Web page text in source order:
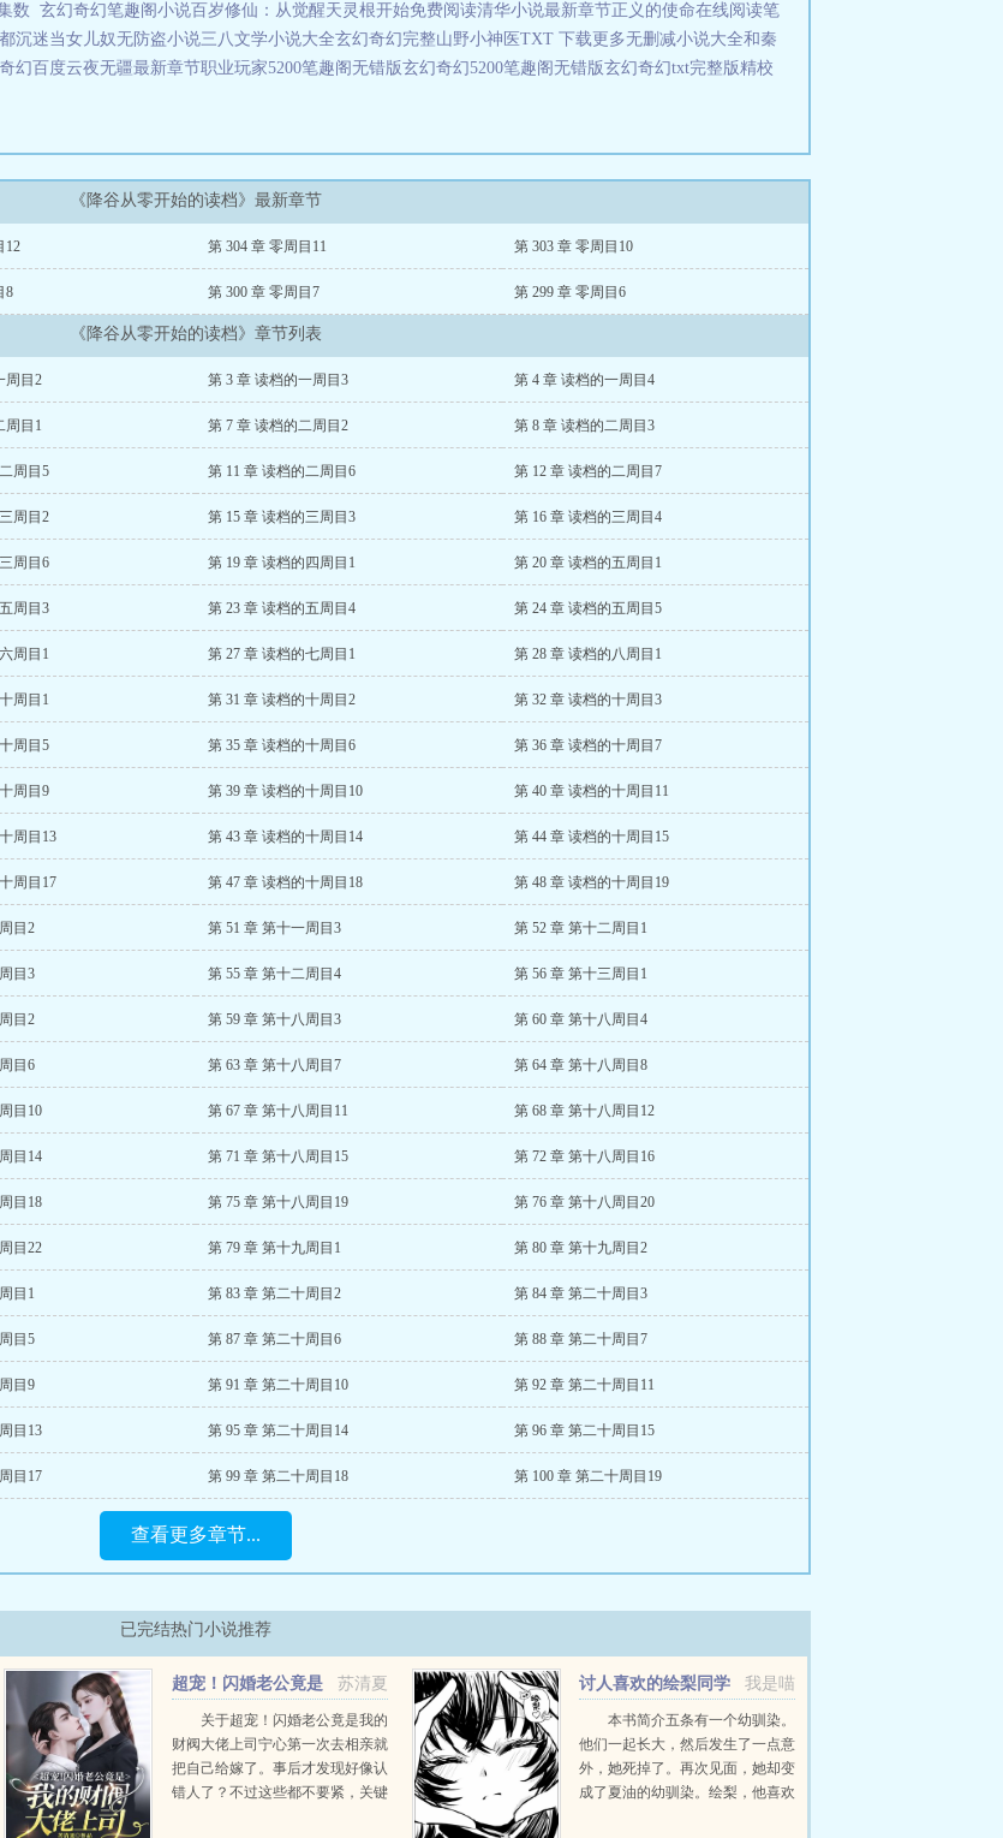
数 玄幻奇幻笔趣阁小说百岁修仙：从觉醒天灵根开始免费阅读清华小说最新章节正义的使命在线阅读笔
沉迷当女儿奴无防盗小说三八文学小说大全玄幻奇幻完整山野小神医TXT 下载更多无删减小说大全和秦
幻百度云夜无疆最新章节职业玩家5200笔趣阁无错版玄幻奇幻5200笔趣阁无错版玄幻奇幻txt完整版精校
《降谷从零开始的读档》最新章节
12 第 304 章 零周目11 第 303 章 零周目10
8 第 300 章 零周目7 第 299 章 零周目6
《降谷从零开始的读档》章节列表
周目2 第 3 章 读档的一周目3 第 4 章 读档的一周目4
周目1 第 7 章 读档的二周目2 第 8 章 读档的二周目3
周目5 第 11 章 读档的二周目6 第 12 章 读档的二周目7
周目2 第 15 章 读档的三周目3 第 16 章 读档的三周目4
周目6 第 19 章 读档的四周目1 第 20 章 读档的五周目1
周目3 第 23 章 读档的五周目4 第 24 章 读档的五周目5
周目1 第 27 章 读档的七周目1 第 28 章 读档的八周目1
周目1 第 31 章 读档的十周目2 第 32 章 读档的十周目3
周目5 第 35 章 读档的十周目6 第 36 章 读档的十周目7
周目9 第 39 章 读档的十周目10 第 40 章 读档的十周目11
周目13 第 43 章 读档的十周目14 第 44 章 读档的十周目15
周目17 第 47 章 读档的十周目18 第 48 章 读档的十周目19
目2 第 51 章 第十一周目3 第 52 章 第十二周目1
目3 第 55 章 第十二周目4 第 56 章 第十三周目1
目2 第 59 章 第十八周目3 第 60 章 第十八周目4
目6 第 63 章 第十八周目7 第 64 章 第十八周目8
目10 第 67 章 第十八周目11 第 68 章 第十八周目12
目14 第 71 章 第十八周目15 第 72 章 第十八周目16
目18 第 75 章 第十八周目19 第 76 章 第十八周目20
目22 第 79 章 第十九周目1 第 80 章 第十九周目2
目1 第 83 章 第二十周目2 第 84 章 第二十周目3
目5 第 87 章 第二十周目6 第 88 章 第二十周目7
目9 第 91 章 第二十周目10 第 92 章 第二十周目11
目13 第 95 章 第二十周目14 第 96 章 第二十周目15
目17 第 99 章 第二十周目18 第 100 章 第二十周目19
查看更多章节...
已完结热门小说推荐
苏清夏
超宠！闪婚老公竟是
我的财阀大佬上司
关于超宠！闪婚老公竟是我的
财阀大佬上司宁心第一次去相亲就
把自己给嫁了。事后才发现好像认
错人了？不过这些都不要紧，关键
我是喵
讨人喜欢的绘梨同学
本书简介五条有一个幼驯染。
他们一起长大，然后发生了一点意
外，她死掉了。再次见面，她却变
成了夏油的幼驯染。绘梨，他喜欢